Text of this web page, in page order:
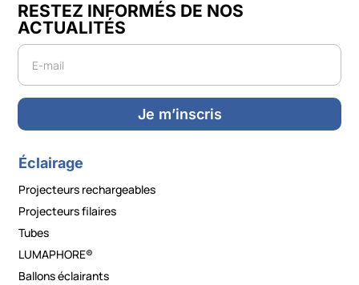
RESTEZ INFORMÉS DE NOS
ACTUALITÉS
Newsletter
Je m’inscris
Éclairage
Projecteurs rechargeables
Projecteurs filaires
Tubes
LUMAPHORE®
Ballons éclairants